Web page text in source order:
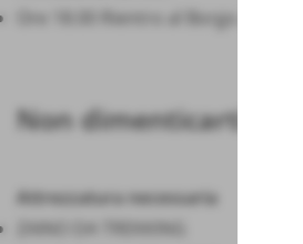
Ore 18.00 Rientro al Borgo.
Non dimenticarti
Attrezzatura necessaria